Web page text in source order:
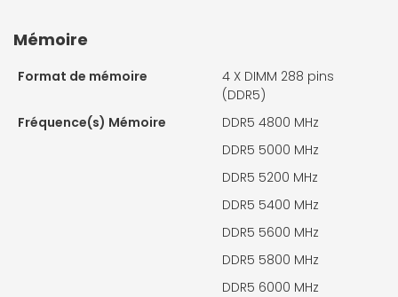
Mémoire
Format de mémoire 4 X DIMM 288 pins
(DDR5)
Fréquence(s) Mémoire
DDR5 4800 MHz
DDR5 5000 MHz
DDR5 5200 MHz
DDR5 5400 MHz
DDR5 5600 MHz
DDR5 5800 MHz
DDR5 6000 MHz